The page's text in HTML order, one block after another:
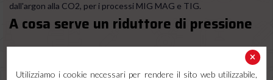
dall'argon alla CO2, per i processi MIG MAG e TIG.
A cosa serve un riduttore di pressione
Una bombola di gas conserva il proprio contenuto a pressioni molto
elevate, del tutto inadatte all'uso diretto in saldatura. Il riduttore di
pressione interviene proprio qui: riduce la pressione del gas in
Utilizziamo i cookie necessari per rendere il sito web utilizzabile,